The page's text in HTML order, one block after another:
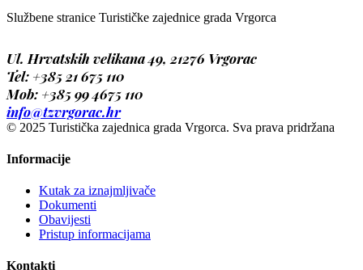
Službene stranice Turističke zajednice grada Vrgorca
Ul. Hrvatskih velikana 49, 21276 Vrgorac
Tel: +385 21675 110
Mob: +385 99 4675 110
info@tzvrgorac.hr
© 2025 Turistička zajednica grada Vrgorca. Sva prava pridržana
Informacije
Kutak za iznajmljivače
Dokumenti
Obavijesti
Pristup informacijama
Kontakti